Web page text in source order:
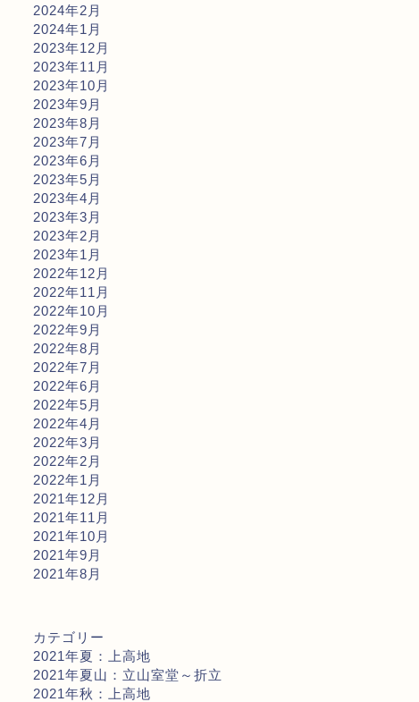
2024年2月
2024年1月
2023年12月
2023年11月
2023年10月
2023年9月
2023年8月
2023年7月
2023年6月
2023年5月
2023年4月
2023年3月
2023年2月
2023年1月
2022年12月
2022年11月
2022年10月
2022年9月
2022年8月
2022年7月
2022年6月
2022年5月
2022年4月
2022年3月
2022年2月
2022年1月
2021年12月
2021年11月
2021年10月
2021年9月
2021年8月
カテゴリー
2021年夏：上高地
2021年夏山：立山室堂～折立
2021年秋：上高地